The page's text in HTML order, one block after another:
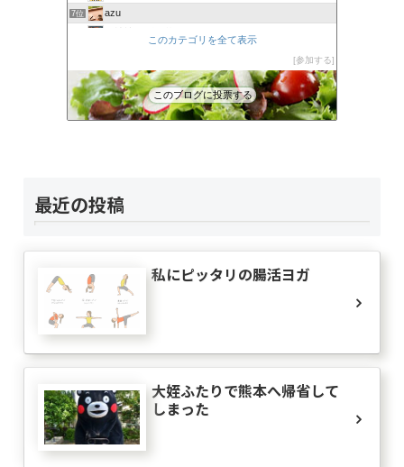
7位 azu
10位 Eden
11位 呑気じじいのひとり言
12位 大人しくしょ!
このカテゴリを全て表示
参加する
このブログに投票する
最近の投稿
私にピッタリの腸活ヨガ
大姪ふたりで熊本へ帰省して
しまった